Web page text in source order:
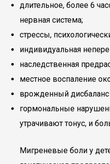
длительное, более 6
нервная система;
стрессы,
индивидуальная
наследственная
местное воспаление
врожденный
гормональные
утрачивают тонус, и
Мигреневые боли у